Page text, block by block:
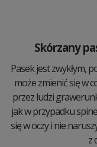
Skórzany
Pasek jest zwykłym,
może zmienić się w
przez ludzi
jak w przypadku
się w oczy i nie
z